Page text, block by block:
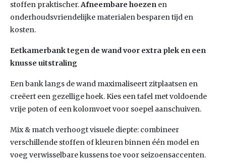
stoffen praktischer.Afneembare hoezen en
onderhoudsvriendelijke materialen besparen tijd en
kosten.
Eetkamerbank tegen de wand voor extra plek en een
knusse uitstraling
Een bank langs de wand maximaliseert zitplaatsen en
creëert een gezellige hoek. Kies een tafel met voldoende
vrije poten of een kolomvoet voor soepel aanschuiven.
Mix & match verhoogt visuele diepte: combineer
verschillende stoffen of kleuren binnen één model en
voeg verwisselbare kussens toe voor seizoensaccenten.